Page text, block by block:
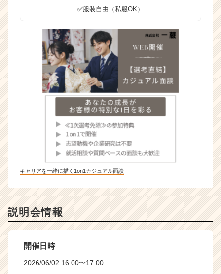
✅服装自由（私服OK）
キャリアを一緒に描く1on1カジュアル面談
説明会情報
開催日時
2026/06/02 16:00〜17:00